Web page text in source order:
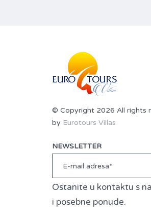
© Copyright 2026 All rights
by Eurotours Villas
NEWSLETTER
Ostanite u kontaktu s
i posebne ponude.